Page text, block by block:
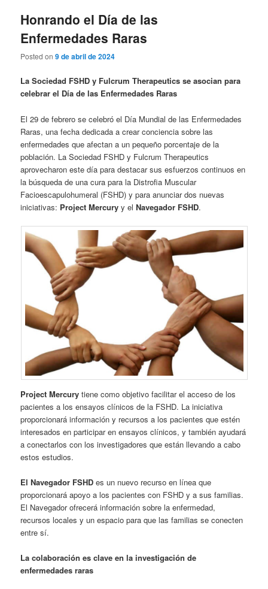
Honrando el Día de las
Enfermedades Raras
Posted on9 de abril de 2024
La Sociedad FSHD y Fulcrum Therapeutics se asocian para
celebrar el Día de las Enfermedades Raras
El 29 de febrero se celebró el Día Mundial de las Enfermedades
Raras, una fecha dedicada a crear conciencia sobre las
enfermedades que afectan a un pequeño porcentaje de la
población. La Sociedad FSHD y Fulcrum Therapeutics
aprovecharon este día para destacar sus esfuerzos continuos en
la búsqueda de una cura para la Distrofia Muscular
Facioescapulohumeral (FSHD) y para anunciar dos nuevas
iniciativas: Project Mercury y elNavegador FSHD.
Project Mercury tiene como objetivo facilitar el acceso de los
pacientes a los ensayos clínicos de la FSHD. La iniciativa
proporcionará información y recursos a los pacientes que estén
interesados en participar en ensayos clínicos, y también ayudará
a conectarlos con los investigadores que están llevando a cabo
estos estudios.
El Navegador FSHD es un nuevo recurso en línea que
proporcionará apoyo a los pacientes con FSHD y a sus familias.
El Navegador ofrecerá información sobre la enfermedad,
recursos locales y un espacio para que las familias se conecten
entre sí.
La colaboración es clave en la investigación de
enfermedades raras